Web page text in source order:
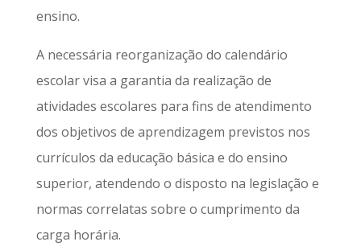
ensino.
A necessária reorganização do calendário
escolar visa a garantia da realização de
atividades escolares para fins de atendimento
dos objetivos de aprendizagem previstos nos
currículos da educação básica e do ensino
superior, atendendo o disposto na legislação e
normas correlatas sobre o cumprimento da
carga horária.